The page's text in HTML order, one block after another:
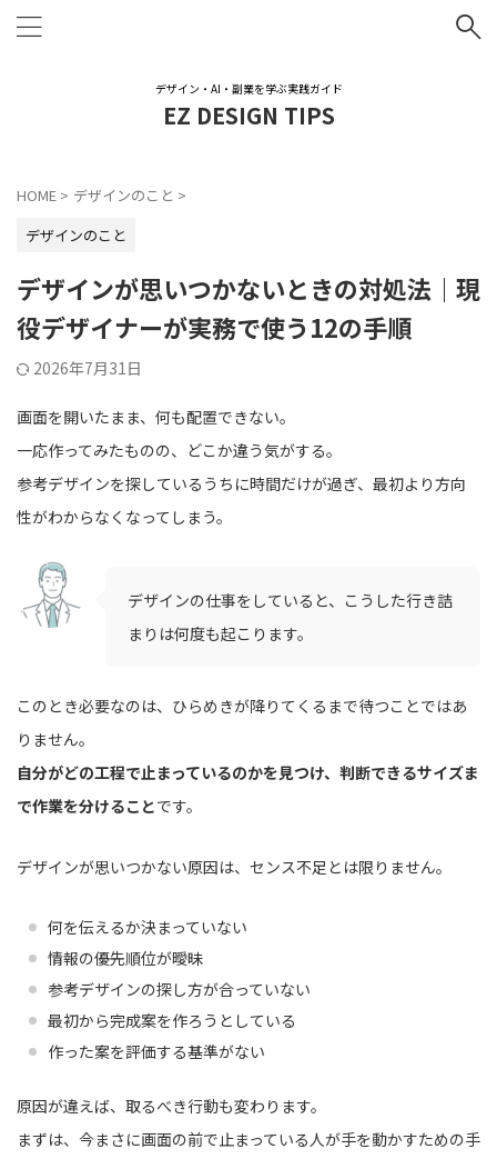
デザイン・AI・副業を学ぶ実践ガイド
EZ DESIGN TIPS
HOME > デザインのこと >
デザインのこと
デザインが思いつかないときの対処法｜現
役デザイナーが実務で使う12の手順
2026年7月31日
画面を開いたまま、何も配置できない。
一応作ってみたものの、どこか違う気がする。
参考デザインを探しているうちに時間だけが過ぎ、最初より方向
性がわからなくなってしまう。
デザインの仕事をしていると、こうした行き詰
まりは何度も起こります。
このとき必要なのは、ひらめきが降りてくるまで待つことではあ
りません。
自分がどの工程で止まっているのかを見つけ、判断できるサイズま
で作業を分けることです。
デザインが思いつかない原因は、センス不足とは限りません。
何を伝えるか決まっていない
情報の優先順位が曖昧
参考デザインの探し方が合っていない
最初から完成案を作ろうとしている
作った案を評価する基準がない
原因が違えば、取るべき行動も変わります。
まずは、今まさに画面の前で止まっている人が手を動かすための手